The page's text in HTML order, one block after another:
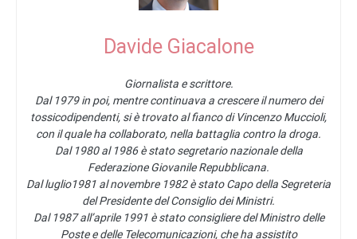
Davide Giacalone
Giornalista e scrittore.
Dal 1979 in poi, mentre continuava a crescere il numero dei
tossicodipendenti, si è trovato al fianco di Vincenzo Muccioli,
con il quale ha collaborato, nella battaglia contro la droga.
Dal 1980 al 1986 è stato segretario nazionale della
Federazione Giovanile Repubblicana.
Dal luglio1981 al novembre 1982 è stato Capo della Segreteria
del Presidente del Consiglio dei Ministri.
Dal 1987 all’aprile 1991 è stato consigliere del Ministro delle
Poste e delle Telecomunicazioni, che ha assistito